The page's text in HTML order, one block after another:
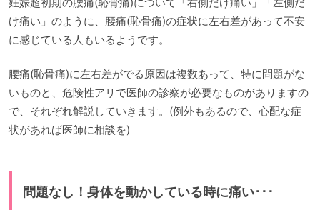
け痛い」のように、腰痛(恥骨痛)の症状に左右差があって不安
に感じている人もいるようです。
腰痛(恥骨痛)に左右差がでる原因は複数あって、特に問題がな
いものと、危険性アリで医師の診察が必要なものがありますの
で、それぞれ解説していきます。(例外もあるので、心配な症
状があれば医師に相談を)
問題なし！身体を動かしている時に痛い･･･